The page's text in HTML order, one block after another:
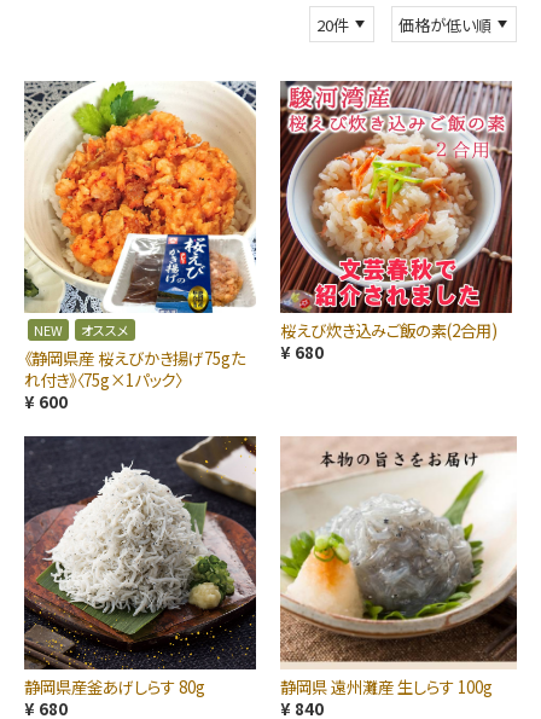
NEW オススメ
《静岡県産 桜えびかき揚げ75gた
れ付き》〈75g×1パック〉
¥ 600
桜えび炊き込みご飯の素(2合用)
¥ 680
静岡県産釜あげしらす 80g
¥ 680
静岡県 遠州灘産 生しらす 100g
¥ 840